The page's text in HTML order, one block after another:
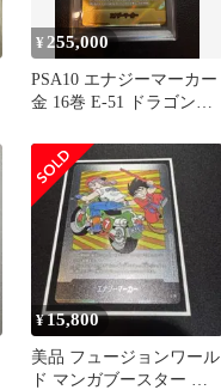
¥ 255,000
PSA10 エナジーマーカー
金 16巻 E-51 ドラゴンボ
¥15,800
美品 フュージョンワール
ド マンガブースター エ